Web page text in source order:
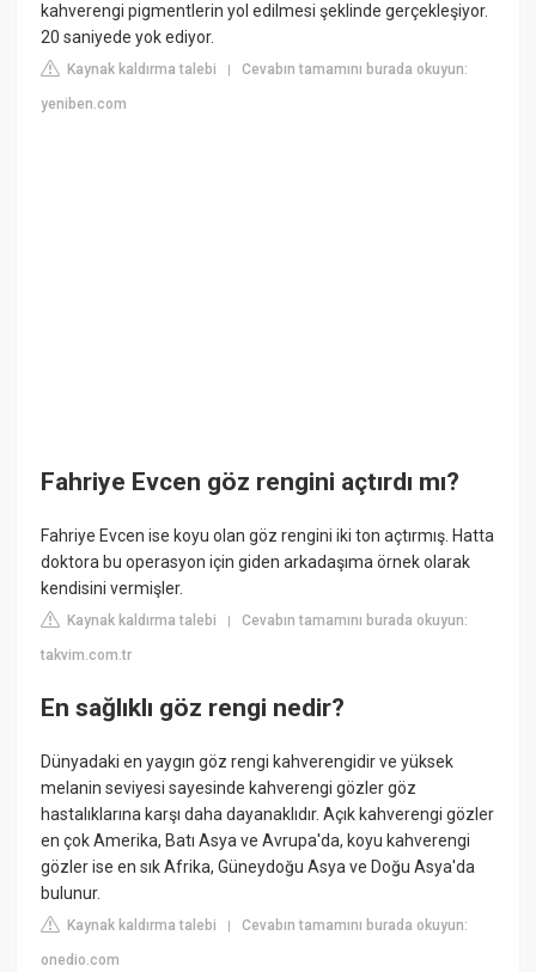
kahverengi pigmentlerin yol edilmesi şeklinde gerçekleşiyor.
20 saniyede yok ediyor.
Kaynak kaldırma talebi |Cevabın tamamını burada okuyun:
yeniben.com
Fahriye Evcen göz rengini açtırdı mı?
Fahriye Evcen ise koyu olan göz rengini iki ton açtırmış. Hatta
doktora bu operasyon için giden arkadaşıma örnek olarak
kendisini vermişler.
Kaynak kaldırma talebi |Cevabın tamamını burada okuyun:
takvim.com.tr
En sağlıklı göz rengi nedir?
Dünyadaki en yaygın göz rengi kahverengidir ve yüksek
melanin seviyesi sayesinde kahverengi gözler göz
hastalıklarına karşı daha dayanaklıdır. Açık kahverengi gözler
en çok Amerika, Batı Asya ve Avrupa'da, koyu kahverengi
gözler ise en sık Afrika, Güneydoğu Asya ve Doğu Asya'da
bulunur.
Kaynak kaldırma talebi |Cevabın tamamını burada okuyun:
onedio.com